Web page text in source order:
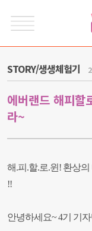
STORY/생생체험기
에버랜드 해피
라~
해.피.할.로.윈! 환상의
!!
안녕하세요~ 4기 기